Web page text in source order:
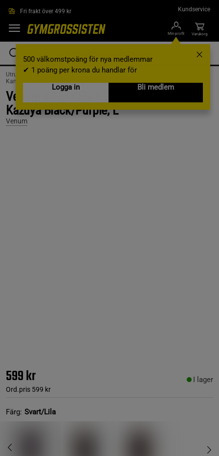
Fri frakt över 499 kr Kundservice
Min profil
500 välkomstpoäng för nya medlemmar
✔ 1 poäng per krona du handlar för
Logga in
Bli medlem
Varukorg
Utrustning & Tillbehör / Kampsportsutrustning / Kampsportskläder /
Kampsportskläder Män /T-shirts
Venum x TEKKEN 8 Dry-Tech T-Shirt
Kazuya Black/Purple, L
Venum
599 kr
Ord.pris 599 kr
I lager
Färg: Svart/Lila